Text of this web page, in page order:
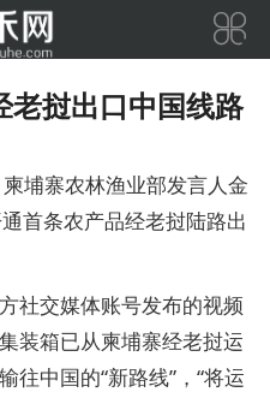

老挝出口中国线路
寨农林渔业部发言人金
首条农产品经老挝陆路出
交媒体账号发布的视频
装箱已从柬埔寨经老挝运
往中国的“新路线”，“将运